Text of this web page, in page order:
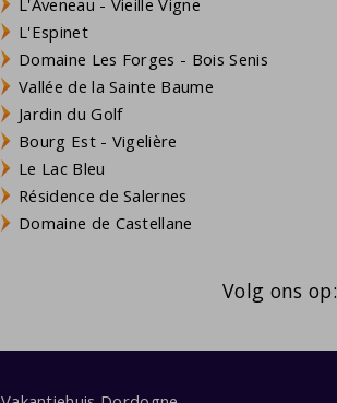
L'Espinet
Domaine Les Forges - Bois Senis
Vallée de la Sainte Baume
Jardin du Golf
Bourg Est - Vigelière
Le Lac Bleu
Résidence de Salernes
Domaine de Castellane
Volg ons op: